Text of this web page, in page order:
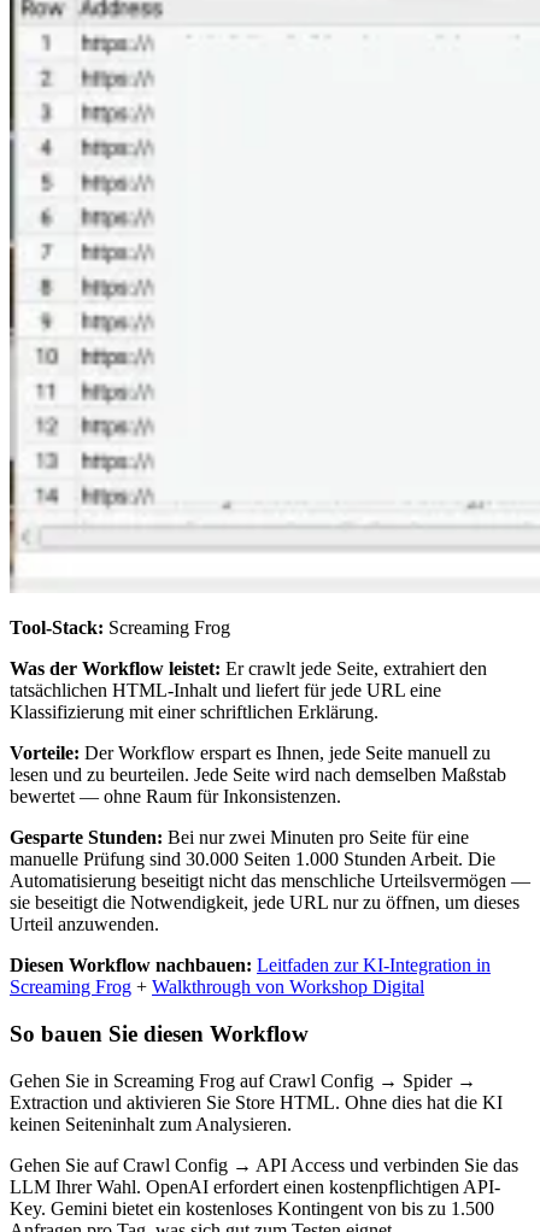
Tool-Stack: Screaming Frog
Was der Workflow leistet: Er crawlt jede Seite, extrahiert den
tatsächlichen HTML-Inhalt und liefert für jede URL eine
Klassifizierung mit einer schriftlichen Erklärung.
Vorteile: Der Workflow erspart es Ihnen, jede Seite manuell zu
lesen und zu beurteilen. Jede Seite wird nach demselben Maßstab
bewertet — ohne Raum für Inkonsistenzen.
Gesparte Stunden: Bei nur zwei Minuten pro Seite für eine
manuelle Prüfung sind 30.000 Seiten 1.000 Stunden Arbeit. Die
Automatisierung beseitigt nicht das menschliche Urteilsvermögen —
sie beseitigt die Notwendigkeit, jede URL nur zu öffnen, um dieses
Urteil anzuwenden.
Diesen Workflow nachbauen: Leitfaden zur KI-Integration in
Screaming Frog + Walkthrough von Workshop Digital
So bauen Sie diesen Workflow
Gehen Sie in Screaming Frog auf Crawl Config → Spider →
Extraction und aktivieren Sie Store HTML. Ohne dies hat die KI
keinen Seiteninhalt zum Analysieren.
Gehen Sie auf Crawl Config → API Access und verbinden Sie das
LLM Ihrer Wahl. OpenAI erfordert einen kostenpflichtigen API-
Key. Gemini bietet ein kostenloses Kontingent von bis zu 1.500